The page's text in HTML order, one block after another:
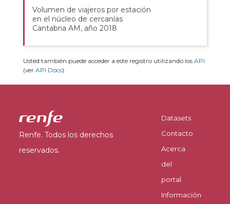
Volumen de viajeros por estación
en el núcleo de cercanías
Cantabria AM, año 2018
Usted también puede acceder a este registro utilizando los API
(ver API Docs).
Renfe. Todos los derechos
reservados.
Datasets
Contacto
Acerca
del
portal
Información